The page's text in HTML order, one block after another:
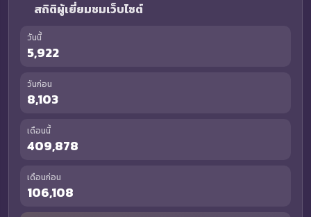
สถิติผู้เยี่ยมชมเว็บไซต์
วันนี้
5,922
วันก่อน
8,103
เดือนนี้
409,878
เดือนก่อน
106,108